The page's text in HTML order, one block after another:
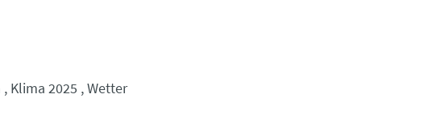
Klima 2025 Wetter